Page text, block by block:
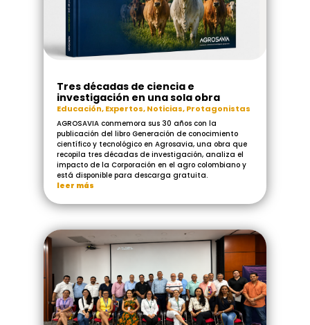
Tres décadas de ciencia e
investigación en una sola obra
Educación,Expertos,Noticias,Protagonistas
AGROSAVIA conmemora sus 30 años con la
publicación del libro Generación de conocimiento
científico y tecnológico en Agrosavia, una obra que
recopila tres décadas de investigación, analiza el
impacto de la Corporación en el agro colombiano y
está disponible para descarga gratuita.
leer más